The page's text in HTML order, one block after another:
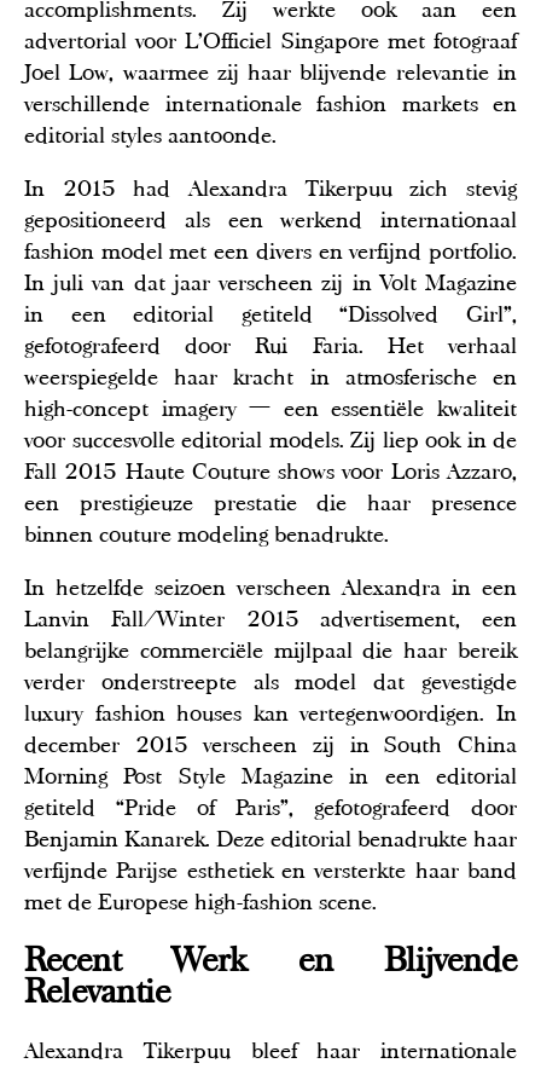
accomplishments. Zij werkte ook aan een
advertorial voor L’Officiel Singapore met fotograaf
Joel Low, waarmee zij haar blijvende relevantie in
verschillende internationale fashion markets en
editorial styles aantoonde.
In 2015 had Alexandra Tikerpuu zich stevig
gepositioneerd als een werkend internationaal
fashion model met een divers en verfijnd portfolio.
In juli van dat jaar verscheen zij in Volt Magazine
in een editorial getiteld “Dissolved Girl”,
gefotografeerd door Rui Faria. Het verhaal
weerspiegelde haar kracht in atmosferische en
high-concept imagery — een essentiële kwaliteit
voor succesvolle editorial models. Zij liep ook in de
Fall 2015 Haute Couture shows voor Loris Azzaro,
een prestigieuze prestatie die haar presence
binnen couture modeling benadrukte.
In hetzelfde seizoen verscheen Alexandra in een
Lanvin Fall/Winter 2015 advertisement, een
belangrijke commerciële mijlpaal die haar bereik
verder onderstreepte als model dat gevestigde
luxury fashion houses kan vertegenwoordigen. In
december 2015 verscheen zij in South China
Morning Post Style Magazine in een editorial
getiteld “Pride of Paris”, gefotografeerd door
Benjamin Kanarek. Deze editorial benadrukte haar
verfijnde Parijse esthetiek en versterkte haar band
met de Europese high-fashion scene.
Recent Werk en Blijvende
Relevantie
Alexandra Tikerpuu bleef haar internationale